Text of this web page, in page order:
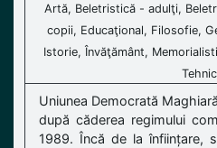
Artă, Beletristică - adulţi,
copii, Educaţional, Filosofie,
Istorie, Învăţământ,
Uniunea Democrată
după căderea regimului
1989. Încă de la înființare,